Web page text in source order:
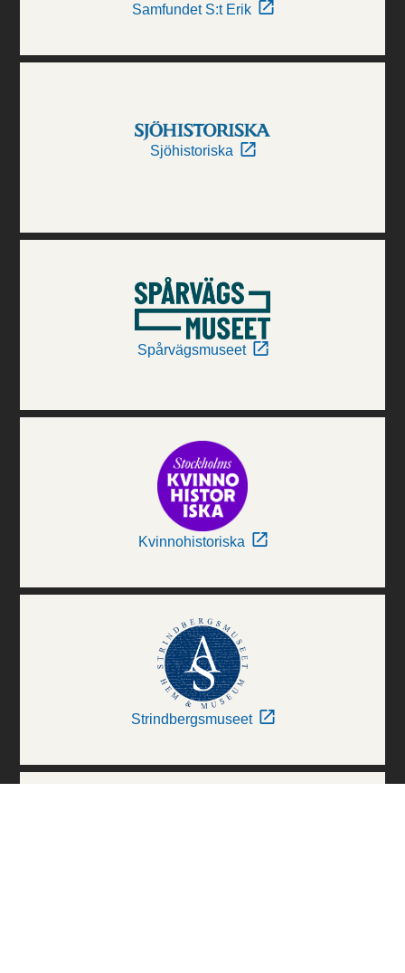
Samfundet S:t Erik
Sjöhistoriska
Spårvägsmuseet
Kvinnohistoriska
Strindbergsmuseet